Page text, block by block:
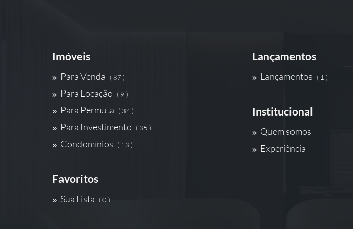
Imóveis
Para Venda ( 87 )
Para Locação ( 9 )
Para Permuta ( 34 )
Para Investimento ( 35 )
Condomínios ( 13 )
Favoritos
Sua Lista ( 0 )
Lançamentos
Lançamentos ( 1 )
Institucional
Quem somos
Experiência